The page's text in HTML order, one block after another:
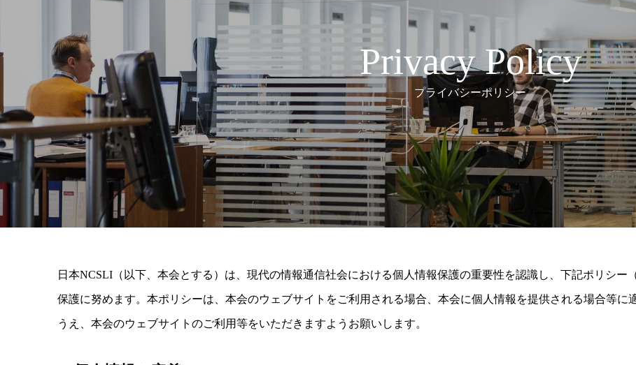
Privacy Policy
プライバシーポリシー
日本NCSLI（以下、本会とする）は、現代の情報通信社会における個人情報保護の重要性を認識し、下記ポリシ
保護に努めます。本ポリシーは、本会のウェブサイトをご利用される場合、本会に個人情報を提供される場合等
うえ、本会のウェブサイトのご利用等をいただきますようお願いします。